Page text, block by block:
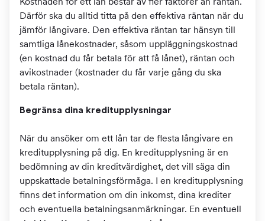
Därför ska du alltid titta på den effektiva räntan när du
jämför långivare. Den effektiva räntan tar hänsyn till
samtliga lånekostnader, såsom uppläggningskostnad
(en kostnad du får betala för att få lånet), räntan och
avikostnader (kostnader du får varje gång du ska
betala räntan).
Begränsa dina kreditupplysningar
När du ansöker om ett lån tar de flesta långivare en
kreditupplysning på dig. En kreditupplysning är en
bedömning av din kreditvärdighet, det vill säga din
uppskattade betalningsförmåga. I en kreditupplysning
finns det information om din inkomst, dina krediter
och eventuella betalningsanmärkningar. En eventuell